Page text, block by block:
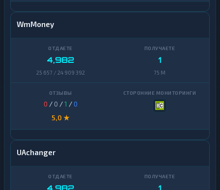
WmMoney
4,982
25 657 / 24 909 392
1
75 M
0 / 0 /1 /0
5,0 ★
UAchanger
4,982 1